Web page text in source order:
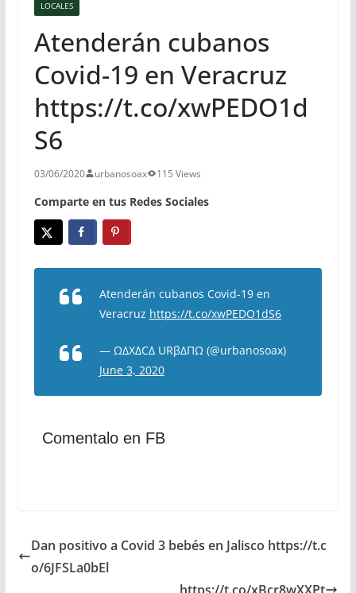
LOCALES
Atenderán cubanos
Covid-19 en Veracruz
https://t.co/xwPEDO1d
S6
03/06/2020 urbanosoax 115 Views
Comparte en tus Redes Sociales
Atenderán cubanos Covid-19 en
Veracruz https://t.co/xwPEDO1dS6
— ΩΔXΔCΔ URβΔΠΩ (@urbanosoax)
June 3, 2020
Comentalo en FB
Dan positivo a Covid 3 bebés en Jalisco https://t.c
o/6JFSLa0bEl